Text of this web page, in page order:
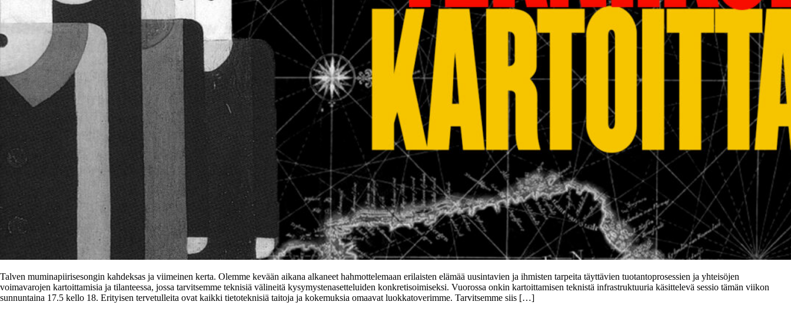
Talven muminapiirisesongin kahdeksas ja viimeinen kerta. Olemme kevään aikana alkaneet hahmottelemaan erilaisten elämää uusintavien ja ihmisten tarpeita täyttävien tuotantoprosessien ja yhteisöjen
voimavarojen kartoittamisia ja tilanteessa, jossa tarvitsemme teknisiä välineitä kysymystenasetteluiden konkretisoimiseksi. Vuorossa onkin kartoittamisen teknistä infrastruktuuria käsittelevä sessio tämän viikon
sunnuntaina 17.5 kello 18. Erityisen tervetulleita ovat kaikki tietoteknisiä taitoja ja kokemuksia omaavat luokkatoverimme. Tarvitsemme siis […]